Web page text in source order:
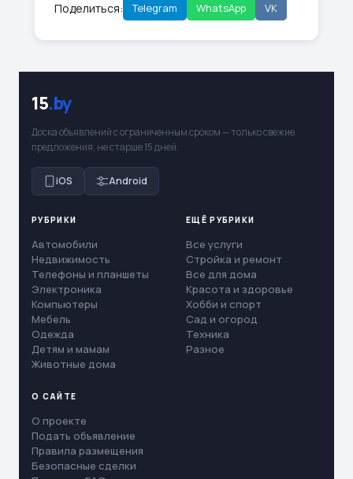
Поделиться: Telegram WhatsApp VK
15.by
Доска объявлений с ограниченным сроком — только свежие
предложения, не старше 15 дней.
iOS Android
РУБРИКИ
Автомобили
Недвижимость
Телефоны и планшеты
Электроника
Компьютеры
Мебель
Одежда
Детям и мамам
Животные дома
ЕЩЁ РУБРИКИ
Все услуги
Стройка и ремонт
Все для дома
Красота и здоровье
Хобби и спорт
Сад и огород
Техника
Разное
О САЙТЕ
О проекте
Подать объявление
Правила размещения
Безопасные сделки